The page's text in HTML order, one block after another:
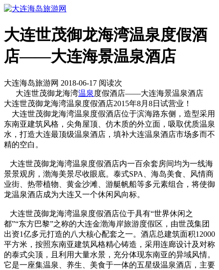
大连世茂御龙海湾温泉度假酒
店——大连海景温泉酒店
大连海岛旅游网 2018-06-17 阅读次
大连世茂御龙海湾温泉 度假酒店——大连海景温泉酒店
大连世茂御龙海湾温泉度假酒店2015年8月8日试营业！
大连世茂御龙海湾温泉度假酒店位于滨海路东侧，造型采用
东南亚建筑风格，尖角屋顶、仿木质的外立面，吸取优质温泉
水，打造大连最顶级温泉酒店，填补大连温泉酒店市场多而不
精的空白。
大连世茂御龙海湾温泉度假酒店内一百余套房间均为一线海
景景观房，渤海美景尽收眼底。泰式SPA、海岛美食、风情商
业街、热带植物、黄金沙滩、游艇帆船等多元素组合，将使御
龙温泉酒店成为大连又一个休闲风向标。
大连世茂御龙海湾温泉度假酒店位于具有“世界休闲之
都”“东方巴黎”之称的大连金渤海岸旅游度假区，由世茂集团
出资1亿多元打造的八大核心配套之一。酒店总建筑面积12000
平方米，按照东南亚建筑风格精心铸造，采用连廊设计及对称
的泰式尖顶，且利用大量水景，充分体现东南亚的异域风情。
它是一座集温泉、养生、美食于一体的五星级温泉酒店，主要